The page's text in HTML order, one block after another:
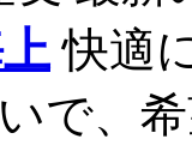
快適
で、